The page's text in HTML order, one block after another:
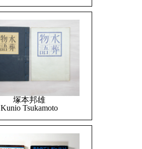
塚本邦雄
Kunio Tsukamoto